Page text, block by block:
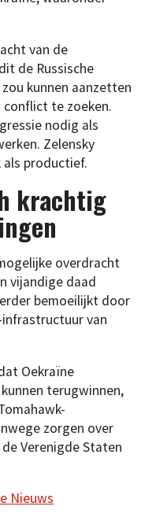
van de
de Russische
kunnen aanzetten
te zoeken.
nodig als
Zelensky
productief.
krachtig
overdracht
vijandige daad
bemoeilijkt door
van
Oekraïne
terugwinnen,
zorgen over
Verenigde Staten
Nieuws